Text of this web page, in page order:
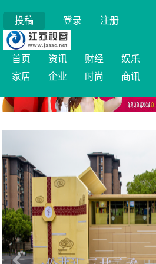
投稿 登录 | 注册
首页 资讯 财经 娱乐
家居
企业 时尚 商讯